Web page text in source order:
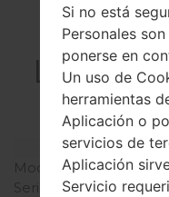
La
Modelo
Modelo
Serie
Si no está
Personales
ponerse en
Un uso de
herramientas
Aplicación o
servicios de
Aplicación
Servicio